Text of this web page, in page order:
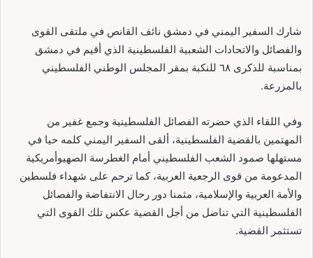
شارك السفير اليمني في دمشق نائف القانص في ملتقى القوى
والفصائل والاتحادات الشعبية الفلسطينية الذي أقيم في دمشق
بمناسبة للذكرى ٦٨ للنكبة بمقر المجلس الوطني الفلسطيني
بالمزرعة.
وفي اللقاء الذي حضرته الفصائل الفلسطينية وجمع غفير من
المهتمين بالقضية الفلسطينية، ألقى السفير اليمني كلمه حيا في
مستهلها صمود الشعب الفلسطيني أمام الغطرسة الصهيوأمريكية
المدعومة من قوى الرجعية العربية، كما ترحم على شهداء فلسطين
والأمة العربية والإسلامية، مثمنا دور رحال الانتفاضة والفصائل
الفلسطينية التي تناضل من أجل القضية عكس تلك القوى التي
تستثمر القضية.